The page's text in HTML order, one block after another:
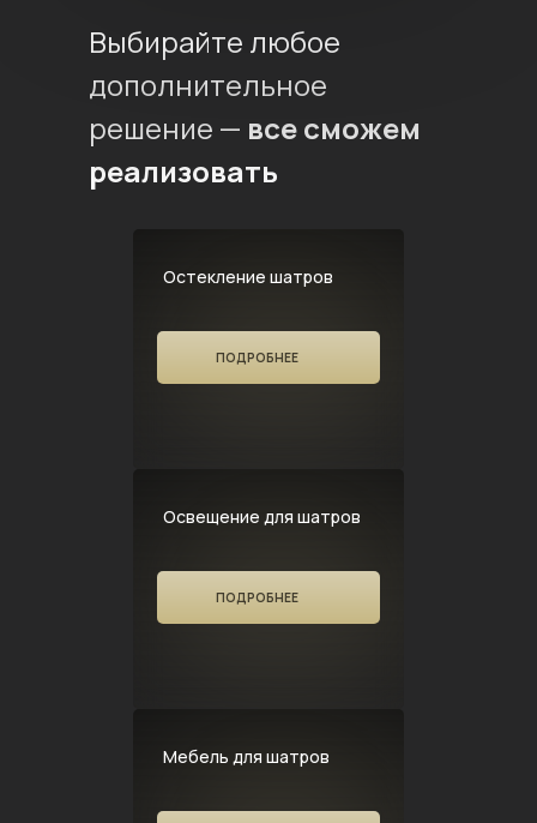
Выбирайте любое
дополнительное
решение — все сможем
реализовать
Остекление шатров
ПОДРОБНЕЕ
Освещение для шатров
ПОДРОБНЕЕ
Мебель для шатров